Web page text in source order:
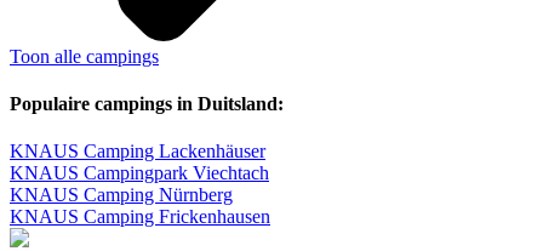
Toon alle campings
Populaire campings in Duitsland:
KNAUS Camping Lackenhäuser
KNAUS Campingpark Viechtach
KNAUS Camping Nürnberg
KNAUS Camping Frickenhausen